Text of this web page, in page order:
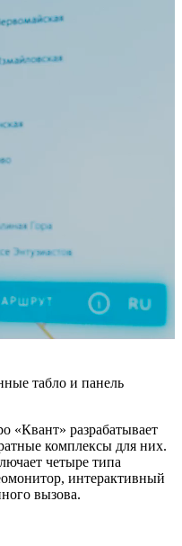
табло и панель
«Квант» разрабатывает
комплексы для них.
четыре типа
интерактивный
вызова.